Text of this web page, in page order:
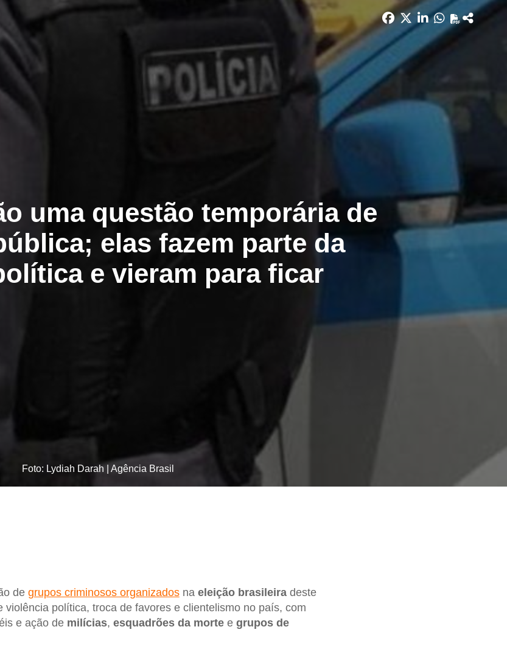
uma questão temporária de
elas fazem parte da
e vieram para ficar
Foto: Lydiah Darah | Agência Brasil
de grupos criminosos organizadosna eleição brasileiradeste
violência política, troca de favores e clientelismo no país, com
e ação de milícias, esquadrões da mortee grupos de